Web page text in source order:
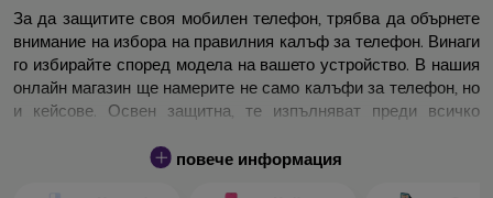
За да защитите своя мобилен телефон, трябва да обърнете
внимание на избора на правилния калъф за телефон. Винаги
го избирайте според модела на вашето устройство. В нашия
онлайн магазин ще намерите не само калъфи за телефон, но
и кейсове. Освен защитна, те изпълняват преди всичко
Кейса за телефон може да бъде наречен и заден капак. Той е
повече информация